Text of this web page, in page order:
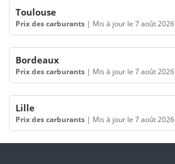
Toulouse
Prix des carburants | Mis à jour le 7 août 2026
Bordeaux
Prix des carburants | Mis à jour le 7 août 2026
Lille
Prix des carburants | Mis à jour le 7 août 2026